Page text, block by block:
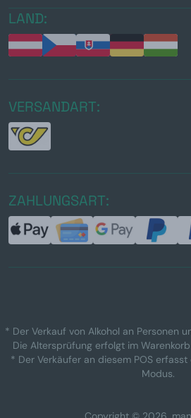
LAND:
VERSANDART:
ZAHLUNGSART:
* Der Verkauf von Alkohol an Personen
Die Altersprüfung erfolgt im
* Der Verkäufer an diesem POS
Modus.